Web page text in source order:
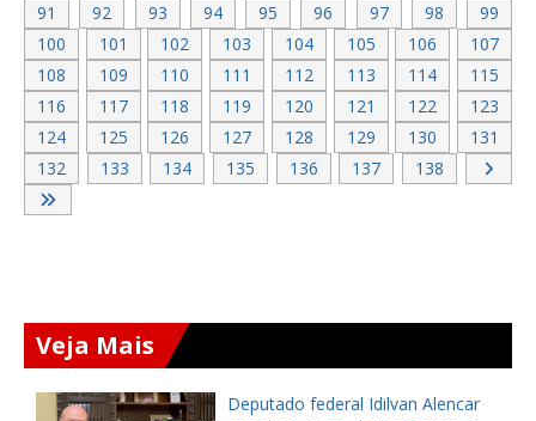
91
92 93 94 95 96 97 98
99
100
101 102 103 104 105 106
107
108
109 110 111 112 113 114
115
116
117 118 119 120 121 122
123
124
125 126 127 128 129 130
131
132
133 134 135 136 137 138
Veja Mais
Prefeito Dr. Leonildo entrega CRAS